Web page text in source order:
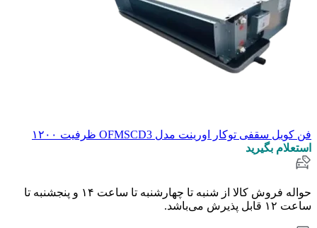
فن کویل سقفی توکار اورینت مدل OFMSCD3 ظرفیت ۱۲۰۰
استعلام بگیرید
حواله فروش کالا از شنبه تا چهارشنبه تا ساعت ۱۴ و پنجشنبه تا
ساعت ۱۲ قابل پذیرش می‌باشد.